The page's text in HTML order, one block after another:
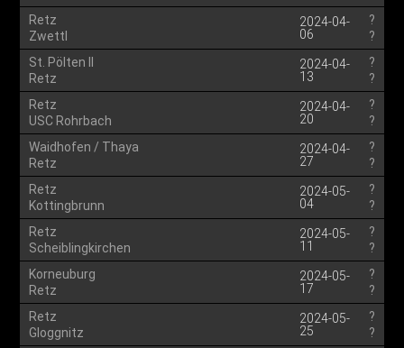
Retz
Zwettl
2024-04-
06
?
?
St. Pölten II
Retz
2024-04-
13
?
?
Retz
USC Rohrbach
2024-04-
20
?
?
Waidhofen / Thaya
Retz
2024-04-
27
?
?
Retz
Kottingbrunn
2024-05-
04
?
?
Retz
Scheiblingkirchen
2024-05-
11
?
?
Korneuburg
Retz
2024-05-
17
?
?
Retz
Gloggnitz
2024-05-
25
?
?